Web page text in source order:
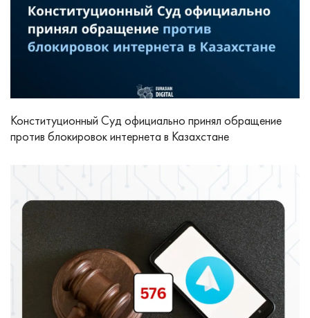
Конституционный Суд официально принял обращение
против блокировок интернета в Казахстане